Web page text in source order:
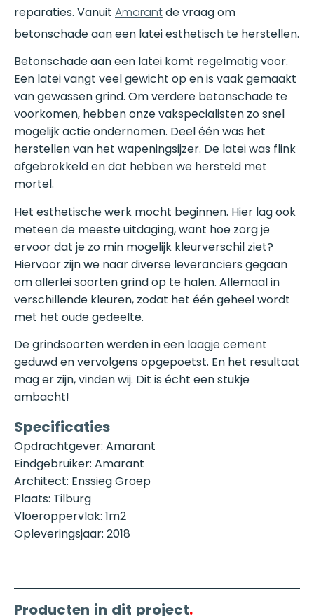
reparaties. Vanuit Amarantde vraag om
betonschade aan een latei esthetisch te herstellen.
Betonschade aan een latei komt regelmatig voor.
Een latei vangt veel gewicht op en is vaak gemaakt
van gewassen grind. Om verdere betonschade te
voorkomen, hebben onze vakspecialisten zo snel
mogelijk actie ondernomen. Deel één was het
herstellen van het wapeningsijzer. De latei was flink
afgebrokkeld en dat hebben we hersteld met
mortel.
Het esthetische werk mocht beginnen. Hier lag ook
meteen de meeste uitdaging, want hoe zorg je
ervoor dat je zo min mogelijk kleurverschil ziet?
Hiervoor zijn we naar diverse leveranciers gegaan
om allerlei soorten grind op te halen. Allemaal in
verschillende kleuren, zodat het één geheel wordt
met het oude gedeelte.
De grindsoorten werden in een laagje cement
geduwd en vervolgens opgepoetst. En het resultaat
mag er zijn, vinden wij. Dit is écht een stukje
ambacht!
Specificaties
Opdrachtgever: Amarant
Eindgebruiker: Amarant
Architect: Enssieg Groep
Plaats: Tilburg
Vloeroppervlak: 1m2
Opleveringsjaar: 2018
Producten in dit project.